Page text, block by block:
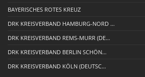
BAYERISCHES ROTES KREUZ
DRK KREISVERBAND HAMBURG-NORD …
DRK KREISVERBAND REMS-MURR (DE…
DRK KREISVERBAND BERLIN SCHÖN…
DRK KREISVERBAND KÖLN (DEUTSC…